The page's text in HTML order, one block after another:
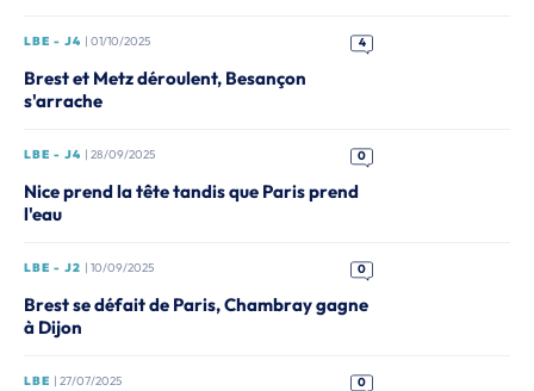
LBE - J4 | 01/10/2025 4
Brest et Metz déroulent, Besançon
s'arrache
LBE - J4 | 28/09/2025 0
Nice prend la tête tandis que Paris prend
l'eau
LBE - J2 | 10/09/2025 0
Brest se défait de Paris, Chambray gagne
à Dijon
LBE | 27/07/2025 0